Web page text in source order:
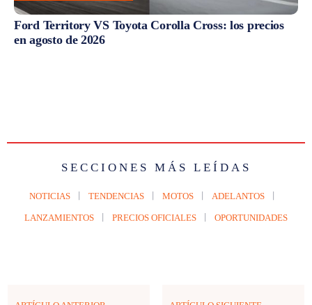
Ford Territory VS Toyota Corolla Cross: los precios
en agosto de 2026
SECCIONES MÁS LEÍDAS
NOTICIAS TENDENCIAS MOTOS ADELANTOS
LANZAMIENTOS PRECIOS OFICIALES OPORTUNIDADES